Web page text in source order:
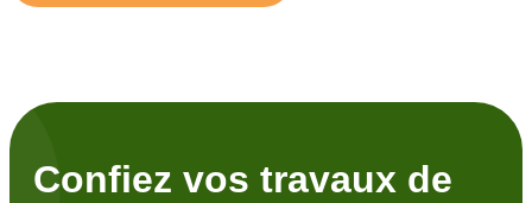
Confiez vos travaux de